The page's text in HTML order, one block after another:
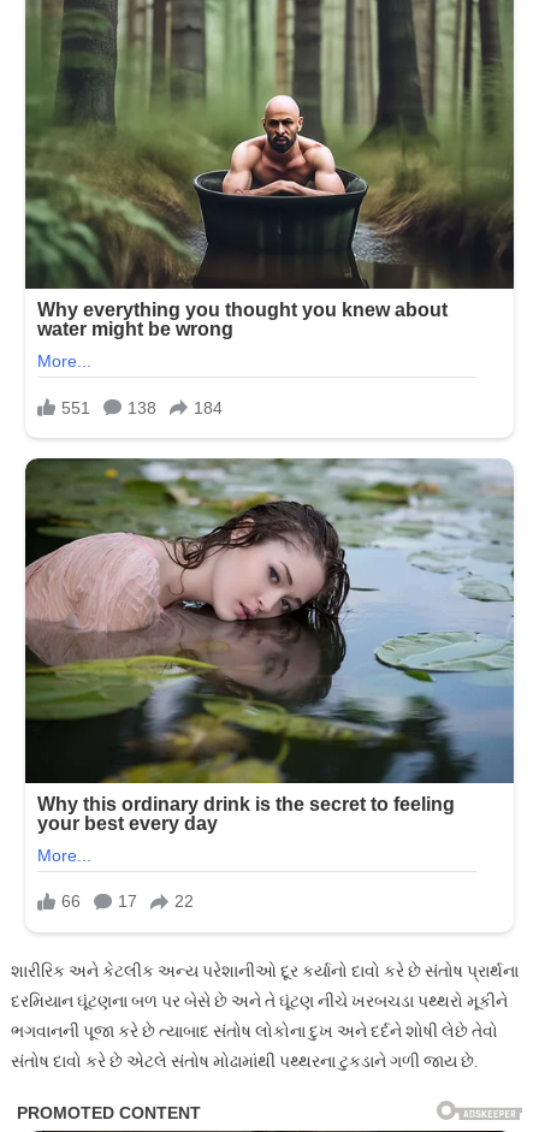
શારીરિક અને કેટલીક અન્ય પરેશાનીઓ દૂર કર્યાનો દાવો કરે છે સંતોષ પ્રાર્થના
દરમિયાન ઘૂંટણના બળ પર બેસે છે અને તે ઘૂંટણ નીચે ખરબચડા પથ્થરો મૂકીને
ભગવાનની પૂજા કરે છે ત્યાબાદ સંતોષ લોકોના દુખ અને દર્દને શોષી લેછે તેવો
સંતોષ દાવો કરે છે એટલે સંતોષ મોઢામાંથી પથ્થરના ટુકડાને ગળી જાય છે.